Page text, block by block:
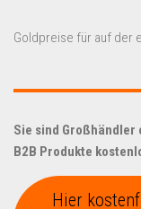
Goldpreise für auf der
Sie sind Großhändler
B2B Produkte
Hier